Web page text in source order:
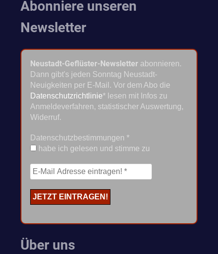
Abonniere unseren
Newsletter
Neustadt-Geflüster-Newsletter abonnieren.
Dann gibt's jeden Sonntag Neustadt-
Neuigkeiten per E-Mail. Vor dem Abo die
Datenschutzrichtlinie* lesen mit Infos zu
Anmeldeverfahren, statistischer Auswertung,
Widerruf.
Datenschutzbestimmungen *
habe ich gelesen und stimme zu
Über uns